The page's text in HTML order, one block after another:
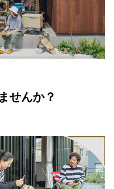
せんか？